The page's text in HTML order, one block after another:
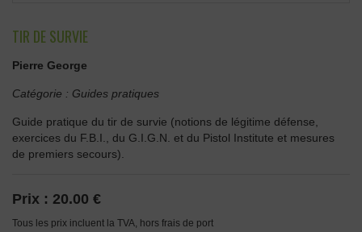
TIR DE SURVIE
Pierre George
Catégorie : Guides pratiques
Guide pratique du tir de survie (notions de légitime défense,
exercices du F.B.I., du G.I.G.N. et du Pistol Institute et mesures
de premiers secours).
Prix : 20.00 €
Tous les prix incluent la TVA, hors frais de port